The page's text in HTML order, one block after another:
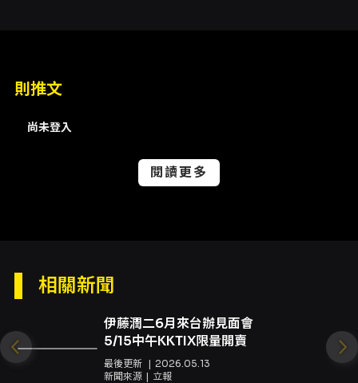
正確填寫票券入場人資料（姓名、手機、身分證
料錯誤且逾可修改範圍，可能無法入場或僅能於
僅限修改一次，KKTIX將酌收每張NT$200資料
處理費；收件期間及表單請依主辦單位／KKTIX
公告操作。 - 購票提醒：建議會員提前完成手機
制入場時會核對票券上姓名與出示證件。請妥善
保存票券QR Code，勿公開或提供第三人。 參
考連結（來源頁面與相關表單）： - 活動頁面與
購票：KKTIX 活動頁面 - 實名制票券修改申請
表、退票申請表與KKTIX退換票規定請以活動頁
面提供之連結或KKTIX公告為準。
則推文
尚未登入
閱讀更多
相關新聞
伊藤潤二6月來台辦見面會
5/15中午KKTIX限量開賣
最後更新
2026.05.13
新聞來源
立報